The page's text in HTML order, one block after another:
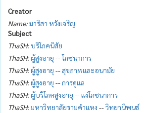
Creator
Name:มาริสา หวังเจริญ
Subject
ThaSH:บริโภคนิสัย
ThaSH:ผู้สูงอายุ --โภชนาการ
ThaSH:ผู้สูงอายุ --สุขภาพและอนามัย
ThaSH:ผู้สูงอายุ --การดูแล
ThaSH:ผู้บริโภคสูงอายุ --แง่โภชนาการ
ThaSH:มหาวิทยาลัยรามคำแหง --วิทยานิพนธ์